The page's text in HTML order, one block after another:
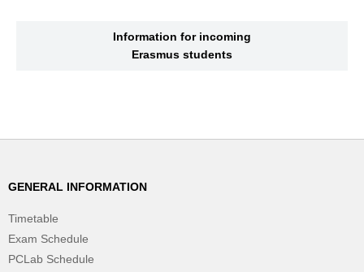
Information for incoming
Erasmus students
GENERAL INFORMATION
Timetable
Exam Schedule
PCLab Schedule